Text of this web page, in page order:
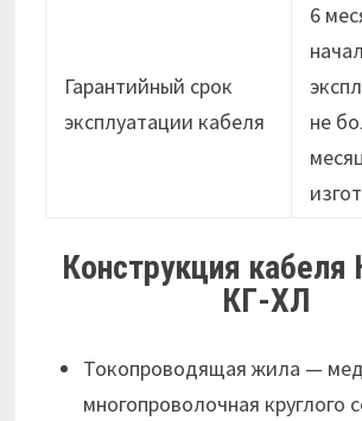
Гарантийный срок
эксплуатации кабеля
6
не
Конструкция кабеля
КГ-ХЛ
Токопроводящая жила —
многопроволочная круглого